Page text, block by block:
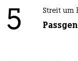
5 Streit um